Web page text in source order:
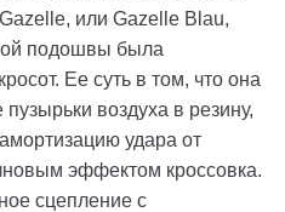
или Gazelle Blau,
подошвы была
Ее суть в том, что она
воздуха в резину,
удара от
эффектом кроссовка.
сцепление с